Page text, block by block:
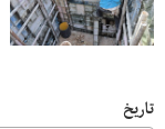
تاریخ